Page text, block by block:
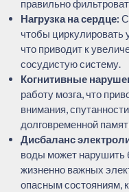
правильно
Нагрузка на сердце:
чтобы циркулировать
что приводит к
сосудистую систему.
Когнитивные
работу мозга, что
внимания,
долговременной
Дисбаланс
воды может нарушить
жизненно важных
опасным состояниям,